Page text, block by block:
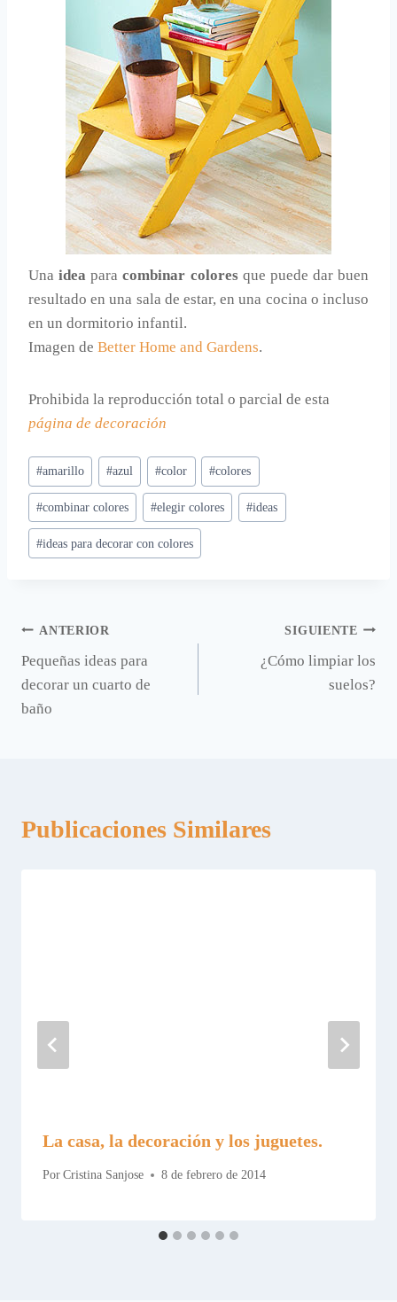
Unaidea paracombinar coloresque puede dar buen
resultado en una sala de estar, en una cocina o incluso
en un dormitorio infantil.
Imagen de Better Home and Gardens.
Prohibida la reproducción total o parcial de esta
página de decoración
Etiquetas
de
la
entrada:
#amarillo #azul #color #colores
#combinar colores #elegir colores #ideas
#ideas para decorar con colores
Navegación
de
entradas
ANTERIOR
Pequeñas ideas para
decorar un cuarto de
baño
SIGUIENTE
¿Cómo limpiar los
suelos?
Publicaciones Similares
La casa, la decoración y los juguetes.
Por Cristina Sanjose 8 de febrero de 2014